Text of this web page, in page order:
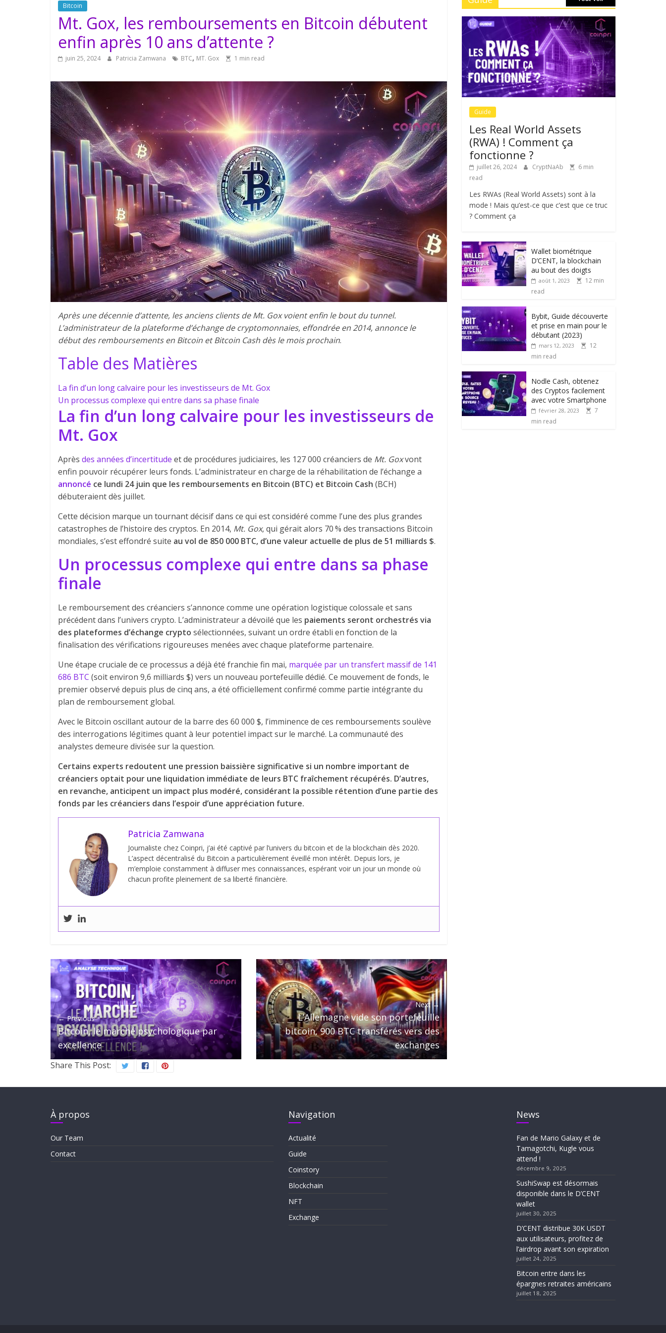
Bitcoin
Mt. Gox, les remboursements en Bitcoin débutent
enfin après 10 ans d’attente ?
juin 25, 2024 Patricia Zamwana BTC, MT. Gox 1 min read
Après une décennie d’attente, les anciens clients de Mt. Gox voient enfin le bout du tunnel.
L’administrateur de la plateforme d’échange de cryptomonnaies, effondrée en 2014, annonce le
début des remboursements en Bitcoin et Bitcoin Cash dès le mois prochain.
Table des Matières
La fin d’un long calvaire pour les investisseurs de Mt. Gox
Un processus complexe qui entre dans sa phase finale
La fin d’un long calvaire pour les investisseurs de
Mt. Gox
Après des années d’incertitude et de procédures judiciaires, les 127 000 créanciers de Mt. Goxvont
enfin pouvoir récupérer leurs fonds. L’administrateur en charge de la réhabilitation de l’échange a
annoncé ce lundi 24 juin que les remboursements en Bitcoin (BTC) et Bitcoin Cash (BCH)
débuteraient dès juillet.
Cette décision marque un tournant décisif dans ce qui est considéré comme l’une des plus grandes
catastrophes de l’histoire des cryptos. En 2014, Mt. Gox, qui gérait alors 70 % des transactions Bitcoin
mondiales, s’est effondré suite au vol de 850 000 BTC, d’une valeur actuelle de plus de 51 milliards $.
Un processus complexe qui entre dans sa phase
finale
Le remboursement des créanciers s’annonce comme une opération logistique colossale et sans
précédent dans l’univers crypto. L’administrateur a dévoilé que les paiements seront orchestrés via
des plateformes d’échange crypto sélectionnées, suivant un ordre établi en fonction de la
finalisation des vérifications rigoureuses menées avec chaque plateforme partenaire.
Une étape cruciale de ce processus a déjà été franchie fin mai, marquée par un transfert massif de 141
686 BTC (soit environ 9,6 milliards $) vers un nouveau portefeuille dédié. Ce mouvement de fonds, le
premier observé depuis plus de cinq ans, a été officiellement confirmé comme partie intégrante du
plan de remboursement global.
Avec le Bitcoin oscillant autour de la barre des 60 000 $, l’imminence de ces remboursements soulève
des interrogations légitimes quant à leur potentiel impact sur le marché. La communauté des
analystes demeure divisée sur la question.
Certains experts redoutent une pression baissière significative si un nombre important de
créanciers optait pour une liquidation immédiate de leurs BTC fraîchement récupérés. D’autres,
en revanche, anticipent un impact plus modéré, considérant la possible rétention d’une partie des
fonds par les créanciers dans l’espoir d’une appréciation future.
Patricia Zamwana
Journaliste chez Coinpri, j’ai été captivé par l’univers du bitcoin et de la blockchain dès 2020.
L’aspect décentralisé du Bitcoin a particulièrement éveillé mon intérêt. Depuis lors, je
m’emploie constamment à diffuser mes connaissances, espérant voir un jour un monde où
chacun profite pleinement de sa liberté financière.
← Previous
Bitcoin, le marché psychologique par
excellence
Next →
L’Allemagne vide son portefeuille
bitcoin, 900 BTC transférés vers des
exchanges
Share This Post:
Guide
Les Real World Assets
(RWA) ! Comment ça
fonctionne ?
juillet 26, 2024 CryptNaAb
6 min
read
Les RWAs (Real World Assets) sont à la
mode ! Mais qu’est-ce que c’est que ce truc
? Comment ça
Wallet biométrique
D’CENT, la blockchain
au bout des doigts
août 1, 2023
12 min
read
Bybit, Guide découverte
et prise en main pour le
débutant (2023)
mars 12, 2023
12
min read
Nodle Cash, obtenez
des Cryptos facilement
avec votre Smartphone
février 28, 2023
7
min read
À propos
Our Team
Contact
Navigation
Actualité
Guide
Coinstory
Blockchain
NFT
Exchange
News
Fan de Mario Galaxy et de
Tamagotchi, Kugle vous
attend !
décembre 9, 2025
SushiSwap est désormais
disponible dans le D’CENT
wallet
juillet 30, 2025
D’CENT distribue 30K USDT
aux utilisateurs, profitez de
l’airdrop avant son expiration
juillet 24, 2025
Bitcoin entre dans les
épargnes retraites américains
juillet 18, 2025